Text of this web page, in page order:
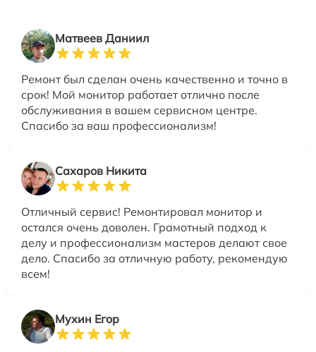
Матвеев Даниил
Ремонт был сделан очень качественно и точно в
срок! Мой монитор работает отлично после
обслуживания в вашем сервисном центре.
Спасибо за ваш профессионализм!
Сахаров Никита
Отличный сервис! Ремонтировал монитор и
остался очень доволен. Грамотный подход к
делу и профессионализм мастеров делают свое
дело. Спасибо за отличную работу, рекомендую
всем!
Мухин Егор